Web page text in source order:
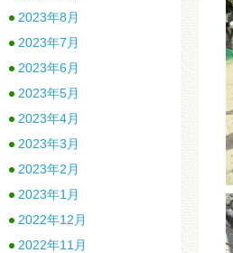
2023年8月
2023年7月
2023年6月
2023年5月
2023年4月
2023年3月
2023年2月
2023年1月
2022年12月
2022年11月